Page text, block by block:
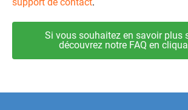
Si vous souhaitez en savoir plus
découvrez notre FAQ en